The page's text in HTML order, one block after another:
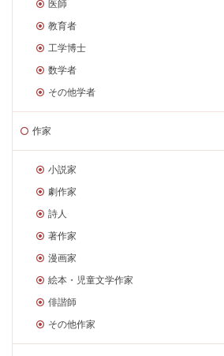
医師
教育者
工学博士
数学者
その他学者
作家
小説家
劇作家
詩人
著作家
漫画家
絵本・児童文学作家
俳諧師
その他作家